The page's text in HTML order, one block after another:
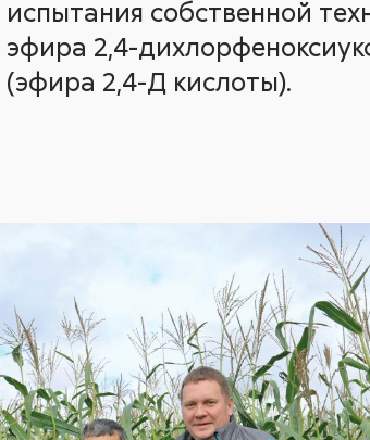
испытания собственной
эфира 2,4-
(эфира 2,4-Д кислоты).